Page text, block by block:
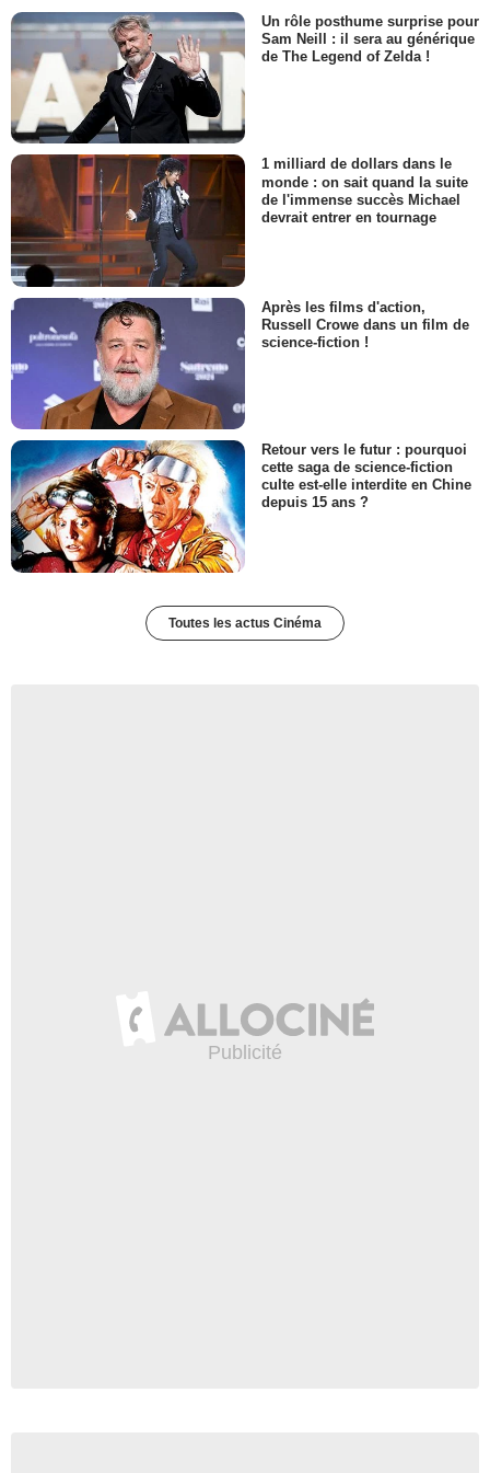
Un rôle posthume surprise pour
Sam Neill : il sera au générique
de The Legend of Zelda !
1 milliard de dollars dans le
monde : on sait quand la suite
de l'immense succès Michael
devrait entrer en tournage
Après les films d'action,
Russell Crowe dans un film de
science-fiction !
Retour vers le futur : pourquoi
cette saga de science-fiction
culte est-elle interdite en Chine
depuis 15 ans ?
Toutes les actus Cinéma